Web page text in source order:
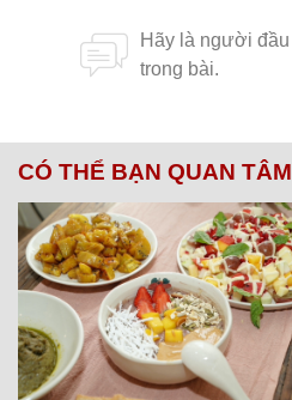
CÓ THỂ BẠN QUAN TÂM